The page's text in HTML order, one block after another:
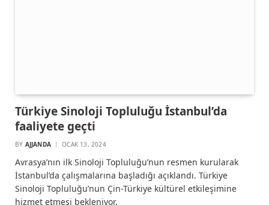
Türkiye Sinoloji Topluluğu İstanbul’da
faaliyete geçti
BY AJJANDA OCAK 13, 2024
Avrasya’nın ilk Sinoloji Topluluğu’nun resmen kurularak
İstanbul’da çalışmalarına başladığı açıklandı. Türkiye
Sinoloji Topluluğu’nun Çin-Türkiye kültürel etkileşimine
hizmet etmesi bekleniyor.